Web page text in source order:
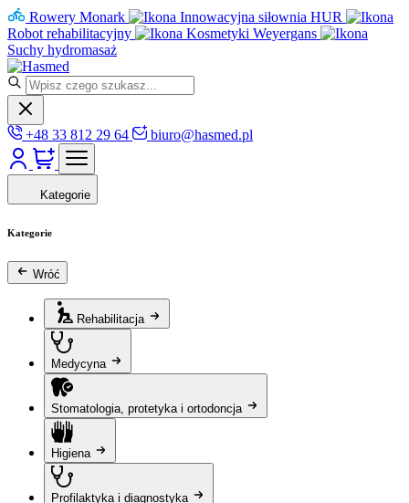
Rowery Monark
Innowacyjna siłownia HUR
Robot rehabilitacyjny
Kosmetyki Weyergans
Suchy hydromasaż
+48 33 812 29 64 biuro@hasmed.pl
Kategorie
Kategorie
Wróć
Rehabilitacja
Medycyna
Stomatologia, protetyka i ortodoncja
Higiena
Profilaktyka i diagnostyka